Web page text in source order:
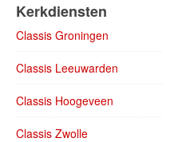
Kerkdiensten
Classis Groningen
Classis Leeuwarden
Classis Hoogeveen
Classis Zwolle